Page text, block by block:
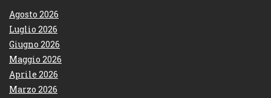
Agosto 2026
Luglio 2026
Giugno 2026
Maggio 2026
Aprile 2026
Marzo 2026